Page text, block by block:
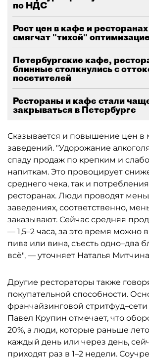
по НДС
Рост цен в кафе и
смягчат "тихой"
Петербургские кафе,
блинные столкнулись с
посетителей
Рестораны и кафе стали
закрываться в Петербурге
Сказывается и повышение цен в
заведений. "Удорожание
спаду продаж по крепким и
напиткам. Это провоцирует
среднего чека, так и
ресторанах. Люди проводят
заведениях, соответственно,
заказывают. Сейчас средняя
— 1,5–2 часа, за это время можно
пива или вина, съесть одно–два
всё", — уточняет Наталья
Другие рестораторы также
покупательной способности.
франчайзинговой стритфуд–сети
Павел Крупин отмечает, что
20%, а люди, которые раньше
каждый день или через день,
приходят раз в 1–2 недели.